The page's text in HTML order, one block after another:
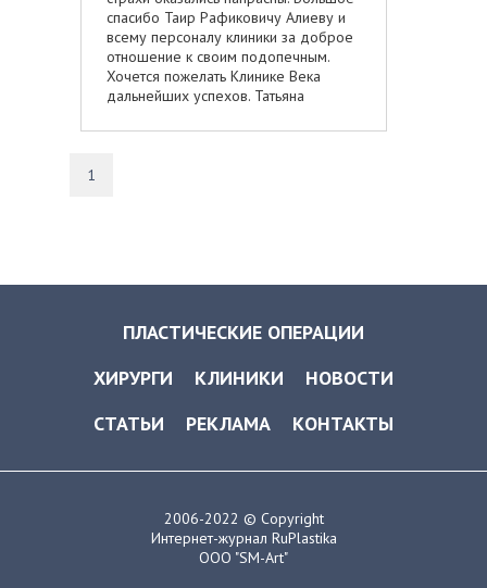
спасибо Таир Рафиковичу Алиеву и
всему персоналу клиники за доброе
отношение к своим подопечным.
Хочется пожелать Клинике Века
дальнейших успехов. Татьяна
1
ПЛАСТИЧЕСКИЕ ОПЕРАЦИИ
ХИРУРГИ
КЛИНИКИ
НОВОСТИ
СТАТЬИ
РЕКЛАМА КОНТАКТЫ
2006-2022 © Copyright
Интернет-журнал RuPlastika
ООО "SM-Art"